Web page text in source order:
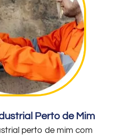
Perto de Mim
perto de mim com